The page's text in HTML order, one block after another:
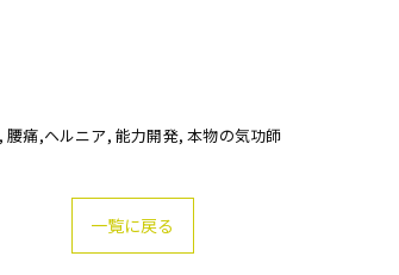
腰痛,ヘルニア 能力開発 本物の気功師
一覧に戻る